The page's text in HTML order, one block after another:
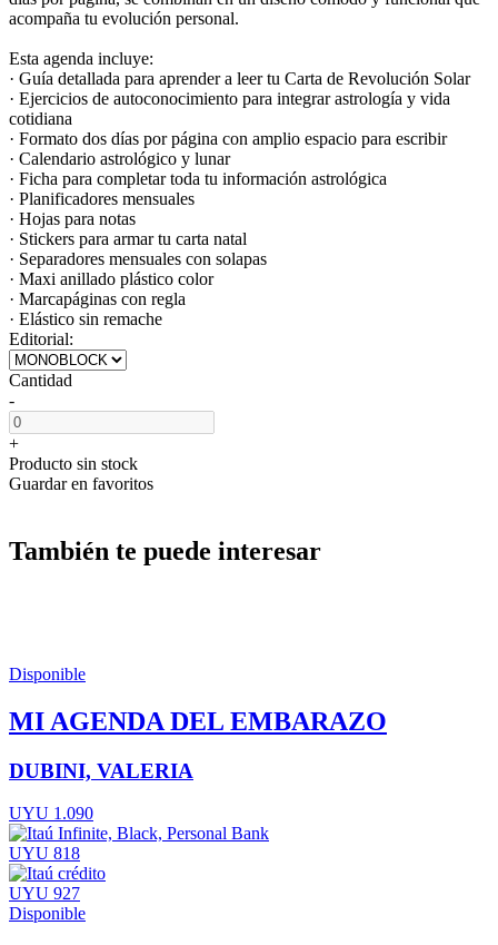
acompaña tu evolución personal.
Esta agenda incluye:
· Guía detallada para aprender a leer tu Carta de Revolución Solar
· Ejercicios de autoconocimiento para integrar astrología y vida
cotidiana
· Formato dos días por página con amplio espacio para escribir
· Calendario astrológico y lunar
· Ficha para completar toda tu información astrológica
· Planificadores mensuales
· Hojas para notas
· Stickers para armar tu carta natal
· Separadores mensuales con solapas
· Maxi anillado plástico color
· Marcapáginas con regla
· Elástico sin remache
Editorial:
Cantidad
-
+
Producto sin stock
Guardar en favoritos
También te puede interesar
Disponible
MI AGENDA DEL EMBARAZO
DUBINI, VALERIA
UYU 1.090
UYU 818
UYU 927
Disponible